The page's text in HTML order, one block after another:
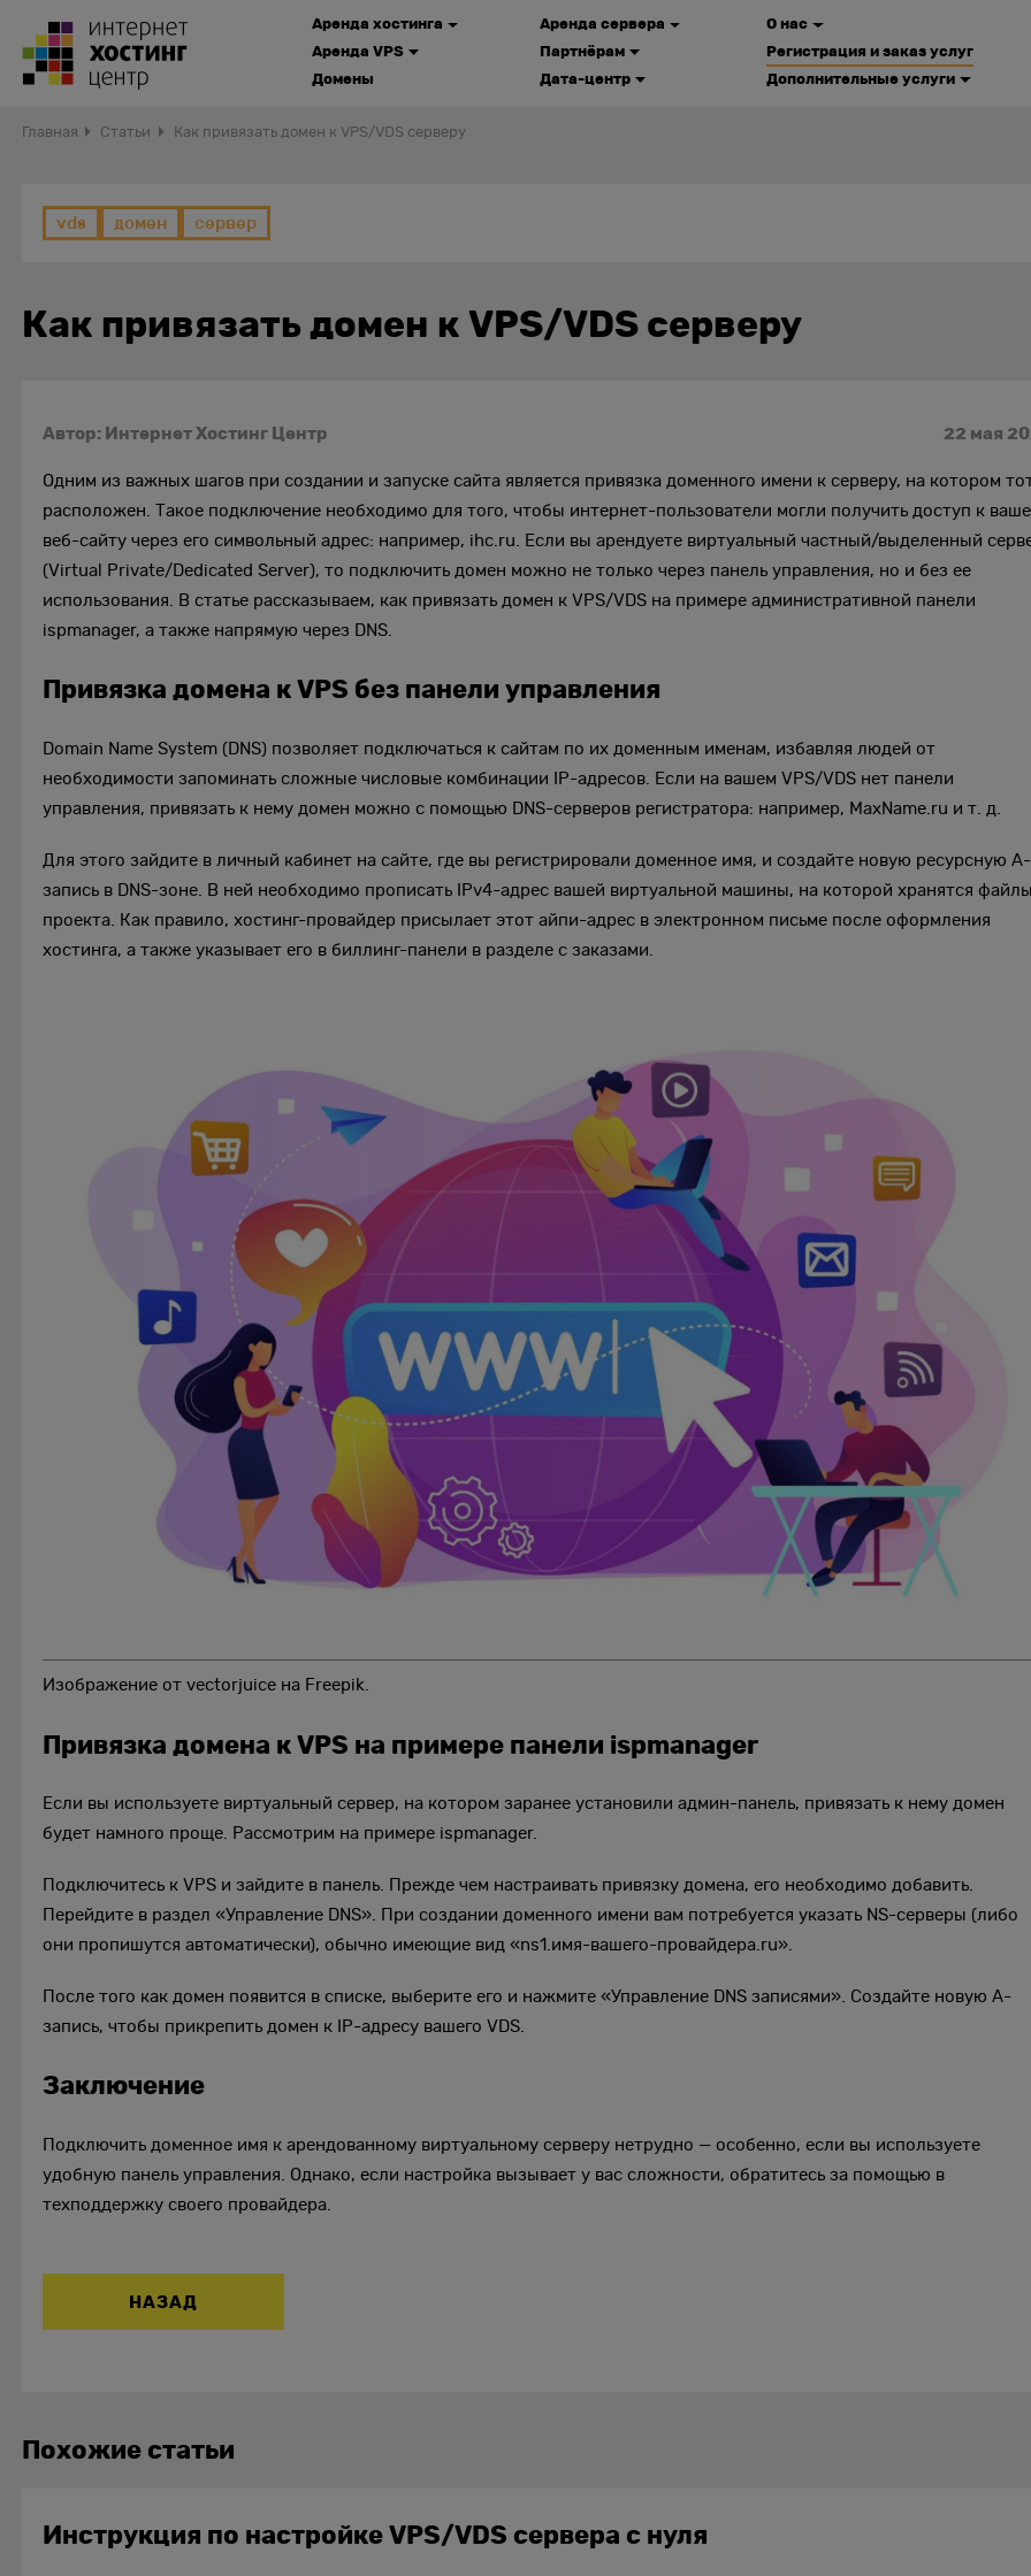
Аренда хостинга
Аренда VPS
Домены
Аренда сервера
Партнёрам
Дата-центр
О нас
Регистрация и заказ услуг
Дополнительные услуги
Главная Статьи Как привязать домен к VPS/VDS серверу
vds домен сервер
Как привязать домен к VPS/VDS серверу
Автор: Интернет Хостинг Центр 22 мая
Одним из важных шагов при создании и запуске сайта является привязка доменного имени к серверу, на котором
расположен. Такое подключение необходимо для того, чтобы интернет-пользователи могли получить доступ к
веб-сайту через его символьный адрес: например, ihc.ru. Если вы арендуете виртуальный частный/выделенный
(Virtual Private/Dedicated Server), то подключить домен можно не только через панель управления, но и без ее
использования. В статье рассказываем, как привязать домен к VPS/VDS на примере административной панели
ispmanager, а также напрямую через DNS.
Привязка домена к VPS без панели управления
Domain Name System (DNS) позволяет подключаться к сайтам по их доменным именам, избавляя людей от
необходимости запоминать сложные числовые комбинации IP-адресов. Если на вашем VPS/VDS нет панели
управления, привязать к нему домен можно с помощью DNS-серверов регистратора: например, MaxName.ru и т. д.
Для этого зайдите в личный кабинет на сайте, где вы регистрировали доменное имя, и создайте новую ресурсную A-
запись в DNS-зоне. В ней необходимо прописать IPv4-адрес вашей виртуальной машины, на которой хранятся файлы
проекта. Как правило, хостинг-провайдер присылает этот айпи-адрес в электронном письме после оформления
хостинга, а также указывает его в биллинг-панели в разделе с заказами.
Изображение от vectorjuice на Freepik.
Привязка домена к VPS на примере панели ispmanager
Если вы используете виртуальный сервер, на котором заранее установили админ-панель, привязать к нему домен
будет намного проще. Рассмотрим на примере ispmanager.
Подключитесь к VPS и зайдите в панель. Прежде чем настраивать привязку домена, его необходимо добавить.
Перейдите в раздел «Управление DNS». При создании доменного имени вам потребуется указать NS-серверы (либо
они пропишутся автоматически), обычно имеющие вид «ns1.имя-вашего-провайдера.ru».
После того как домен появится в списке, выберите его и нажмите «Управление DNS записями». Создайте новую A-
запись, чтобы прикрепить домен к IP-адресу вашего VDS.
Заключение
Подключить доменное имя к арендованному виртуальному серверу нетрудно — особенно, если вы используете
удобную панель управления. Однако, если настройка вызывает у вас сложности, обратитесь за помощью в
техподдержку своего провайдера.
НАЗАД
Похожие статьи
Инструкция по настройке VPS/VDS сервера с нуля